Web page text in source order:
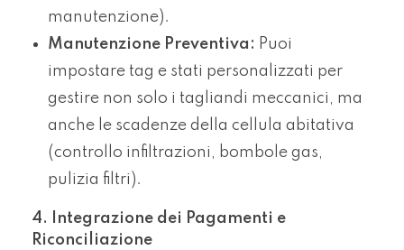
manutenzione).
Manutenzione Preventiva: Puoi
impostare tag e stati personalizzati per
gestire non solo i tagliandi meccanici, ma
anche le scadenze della cellula abitativa
(controllo infiltrazioni, bombole gas,
pulizia filtri).
4. Integrazione dei Pagamenti e
Riconciliazione